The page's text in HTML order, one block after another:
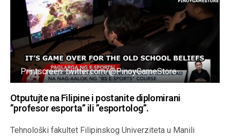
Printscreen: twitter.com/@PinoyGameStore
Otputujte na Filipine i postanite diplomirani
”profesor esporta” ili ”esportolog”.
Tehnološki fakultet Filipinskog Univerziteta u Manili